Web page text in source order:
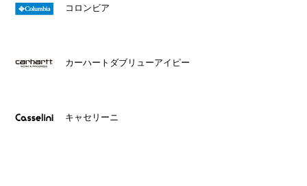
コロンビア
カーハートダブリューアイピー
キャセリーニ